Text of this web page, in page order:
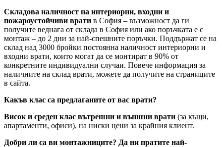
Складова наличност на интериорни, входни и
пожароустойчиви врати в София – възможност да ги
получите веднага от склада в София или ако поръчката е с
монтаж – до 2 дни за най-спешните поръчки. Поддържат се на
склад над 3000 бройки постоянна наличност интериорни и
входни врати, които могат да се монтират в 90% от
конкретните индивидуални случаи. Повече информация за
наличните на склад врати, можете да получите на страниците
в сайта.
Какъв клас са предлаганите от вас врати?
Висок и среден клас вътрешни и външни врати (за къщи,
апартаменти, офиси), на ниски цени за крайния клиент.
Добри ли са ви монтажниците? Да ни пратите най-